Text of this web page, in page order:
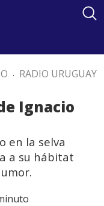
. RADIO URUGUAY
Ignacio
en la selva
a su hábitat